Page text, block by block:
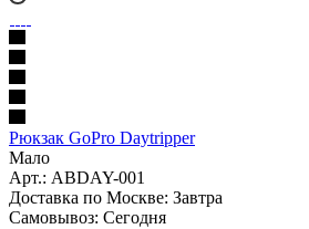
Рюкзак GoPro Daytripper
Мало
Арт.: ABDAY-001
Доставка по Москве: Завтра
Самовывоз: Сегодня